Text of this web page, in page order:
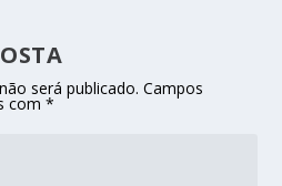
será publicado. Campos
com*